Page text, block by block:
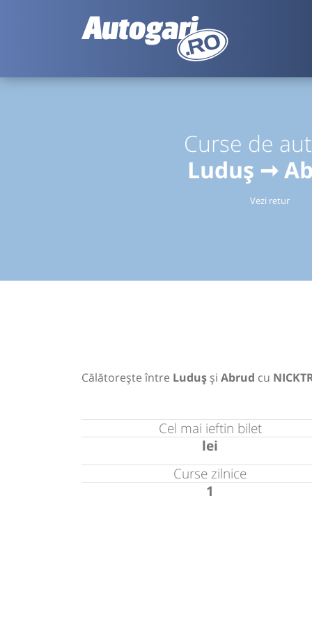
Curse de
Luduș ➞
Vezi retur
Călătorește între Luduș și Abrud cu
Cel mai ieftin bilet
lei
Curse zilnice
1